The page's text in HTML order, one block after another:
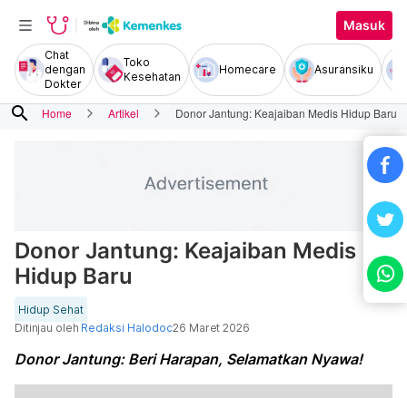
Masuk
Chat
dengan
Dokter
Toko
Kesehatan
Homecare Asuransiku
search Home Artikel Donor Jantung: Keajaiban Medis Hidup Baru
Donor Jantung: Keajaiban Medis
Hidup Baru
Hidup Sehat
Ditinjau oleh Redaksi Halodoc26 Maret 2026
Donor Jantung: Beri Harapan, Selamatkan Nyawa!